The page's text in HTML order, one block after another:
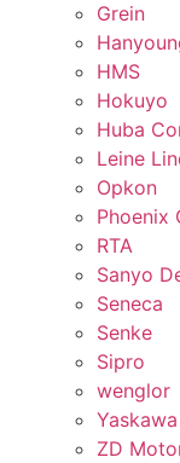
Grein
HMS
Hokuyo
Huba
Leine
Opkon
Phoenix
RTA
Sanyo
Seneca
Senke
Sipro
wenglor
Yaskawa
ZD